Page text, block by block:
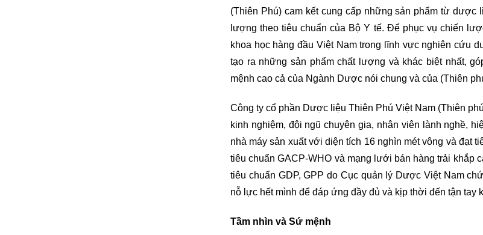
(Thiên Phú) cam kết cung cấp những sản phẩm từ
lượng theo tiêu chuẩn của Bộ Y tế. Để phục vụ chiến
khoa học hàng đầu Việt Nam trong lĩnh vực nghiên cứu
tạo ra những sản phẩm chất lượng và khác biệt nhất,
mệnh cao cả của Ngành Dược nói chung và của (Thiên
Công ty cổ phần Dược liệu Thiên Phú Việt Nam (Thiên
kinh nghiệm, đội ngũ chuyên gia, nhân viên lành nghề,
nhà máy sản xuất với diện tích 16 nghìn mét vông và đạt
tiêu chuẩn GACP-WHO và mạng lưới bán hàng trải khắp
tiêu chuẩn GDP, GPP do Cục quản lý Dược Việt Nam
nỗ lực hết mình để đáp ứng đầy đủ và kịp thời đến tận
Tầm nhìn và Sứ mệnh